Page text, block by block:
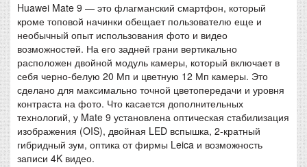
Huawei Mate 9 — это флагманский смартфон, который
кроме топовой начинки обещает пользователю еще и
необычный опыт использования фото и видео
возможностей. На его задней грани вертикально
расположен двойной модуль камеры, который включает в
себя черно-белую 20 Мп и цветную 12 Мп камеры. Это
сделано для максимально точной цветопередачи и уровня
контраста на фото. Что касается дополнительных
технологий, у Mate 9 установлена оптическая стабилизация
изображения (OIS), двойная LED вспышка, 2-кратный
гибридный зум, оптика от фирмы Leica и возможность
записи 4K видео.